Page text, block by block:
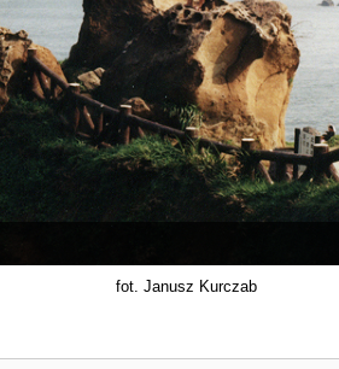
fot. Janusz Kurczab